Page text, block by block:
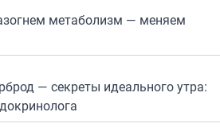
метаболизм — меняем
— секреты идеального утра: